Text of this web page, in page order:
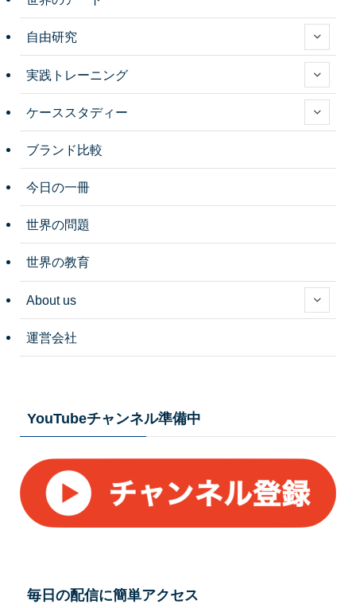
自由研究
実践トレーニング
ケーススタディー
ブランド比較
今日の一冊
世界の問題
世界の教育
About us
運営会社
YouTubeチャンネル準備中
毎日の配信に簡単アクセス